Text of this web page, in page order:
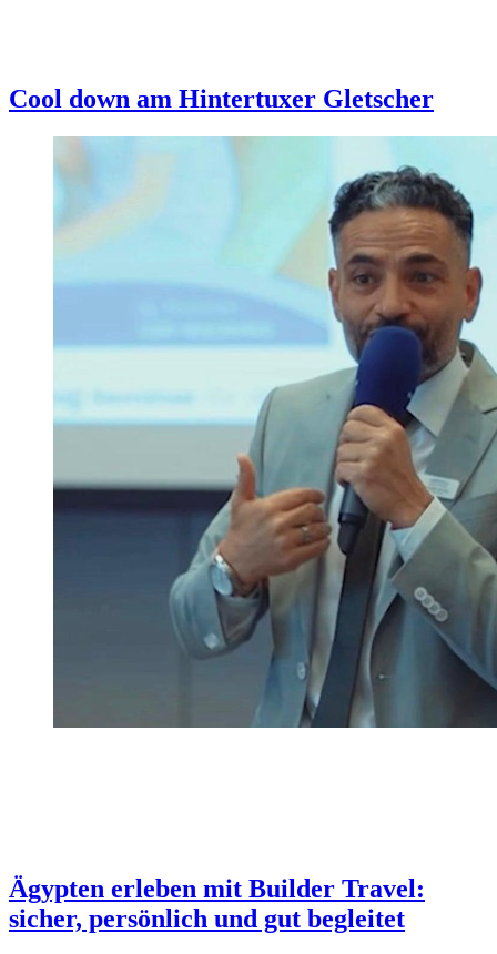
Cool down am Hintertuxer Gletscher
Ägypten erleben mit Builder Travel:
sicher, persönlich und gut begleitet